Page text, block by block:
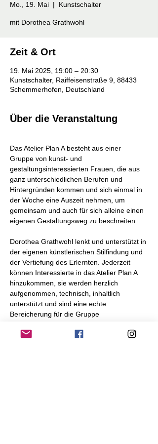
Mo., 19. Mai
  |
Kunstschalter
mit Dorothea Grathwohl
Zeit & Ort
19. Mai 2025, 19:00 – 20:30
Kunstschalter, Raiffeisenstraße 9, 88433
Schemmerhofen, Deutschland
Über die Veranstaltung
​Das Atelier Plan A besteht aus einer
Gruppe von kunst- und
gestaltungsinteressierten Frauen, die aus
ganz unterschiedlichen Berufen und
Hintergründen kommen und sich einmal in
der Woche eine Auszeit nehmen, um
gemeinsam und auch für sich alleine einen
eigenen Gestaltungsweg zu beschreiten.
Dorothea Grathwohl lenkt und unterstützt in
der eigenen künstlerischen Stilfindung und
der Vertiefung des Erlernten. Jederzeit
können Interessierte in das Atelier Plan A
hinzukommen, sie werden herzlich
aufgenommen, technisch, inhaltlich
unterstützt und sind eine echte
Bereicherung für die Gruppe
Termine